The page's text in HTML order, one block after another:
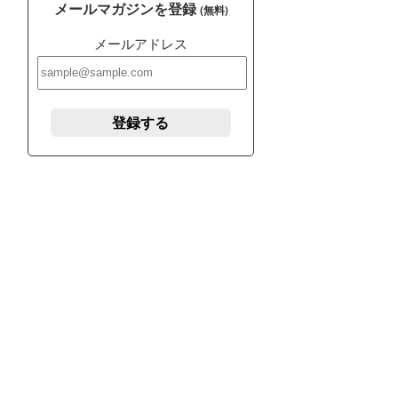
メールマガジンを登録(無料)
メールアドレス
登録する